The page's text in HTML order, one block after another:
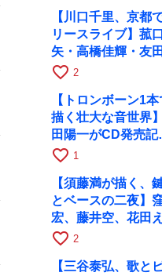
【川口千里、京都
リースライブ】菰
矢・高橋佳輝・友
ュンと9月28日に
favorite_border 2
【トロンボーン1本
描く壮大な音世界
田陽一がCD発売記
ツアーで9月4日に京
favorite_border 1
【須藤満が描く、
とベースの二夜】
宏、藤井空、花田
と京都RAGで共演
favorite_border 2
【三谷泰弘、歌と